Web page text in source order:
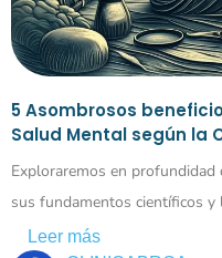
5 Asombrosos
Salud Mental según la
Exploraremos en profundidad
sus fundamentos científicos y
Leer más